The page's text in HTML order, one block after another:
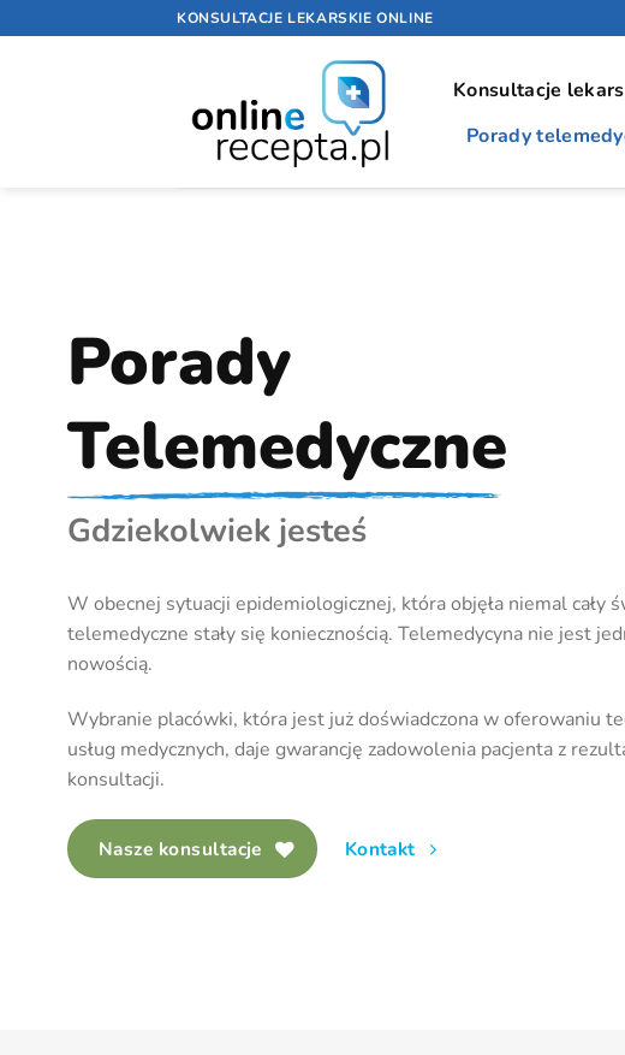
do
KONSULTACJE LEKARSKIE ONLINE
Konsultacje
Porady
Porady
Telemedyczne
Gdziekolwiek jesteś
W obecnej sytuacji epidemiologicznej, która objęła niemal cały
telemedyczne stały się koniecznością. Telemedycyna nie jest
nowością.
Wybranie placówki, która jest już doświadczona w oferowaniu
usług medycznych, daje gwarancję zadowolenia pacjenta z
konsultacji.
Nasze konsultacje Kontakt